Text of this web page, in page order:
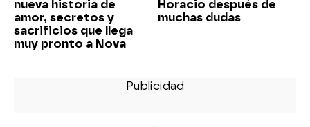
nueva historia de
amor, secretos y
sacrificios que llega
muy pronto a Nova
Horacio después de
muchas dudas